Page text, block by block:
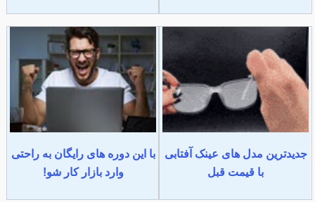
جدیدترین مدل های عینک آفتابی
با قیمت قبل
با این دوره های رایگان به راحتی
وارد بازار کار شو!